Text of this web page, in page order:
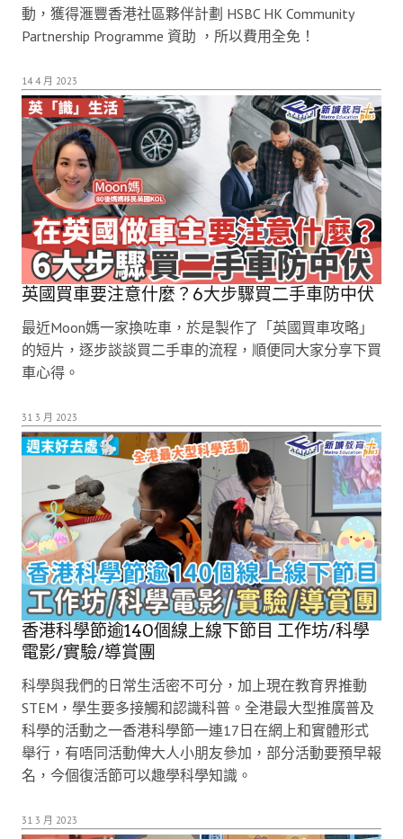
動，獲得滙豐香港社區夥伴計劃 HSBC HK Community
Partnership Programme 資助 ，所以費用全免！
14 4 月 2023
英國買車要注意什麼？6大步驟買二手車防中伏
最近Moon媽一家換咗車，於是製作了「英國買車攻略」
的短片，逐步談談買二手車的流程，順便同大家分享下買
車心得。
31 3 月 2023
香港科學節逾140個線上線下節目 工作坊/科學
電影/實驗/導賞團
科學與我們的日常生活密不可分，加上現在教育界推動
STEM，學生要多接觸和認識科普。全港最大型推廣普及
科學的活動之一香港科學節一連17日在網上和實體形式
舉行，有唔同活動俾大人小朋友參加，部分活動要預早報
名，今個復活節可以趣學科學知識。
31 3 月 2023